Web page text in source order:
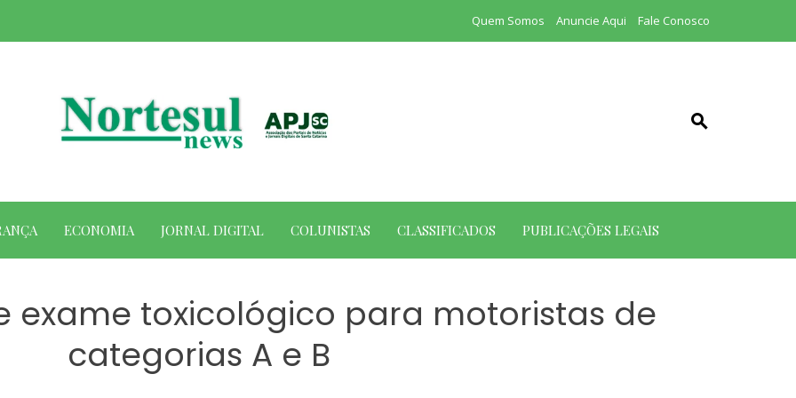
Quem Somos Anuncie Aqui Fale Conosco
ECONOMIA JORNAL DIGITAL COLUNISTAS CLASSIFICADOS PUBLICAÇÕES LEGAIS
exame toxicológico para motoristas de
categorias A e B